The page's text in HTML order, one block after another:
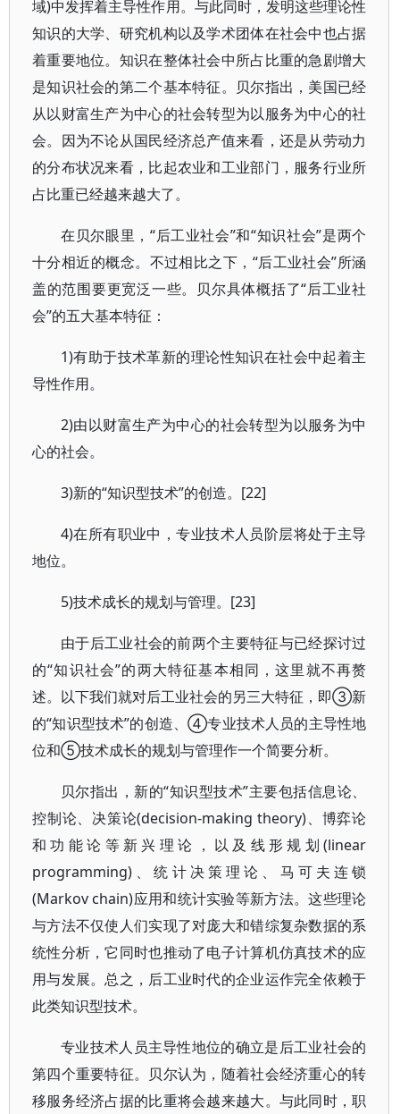
域)中发挥着主导性作用。与此同时，发明这些理论性
知识的大学、研究机构以及学术团体在社会中也占据
着重要地位。知识在整体社会中所占比重的急剧增大
是知识社会的第二个基本特征。贝尔指出，美国已经
从以财富生产为中心的社会转型为以服务为中心的社
会。因为不论从国民经济总产值来看，还是从劳动力
的分布状况来看，比起农业和工业部门，服务行业所
占比重已经越来越大了。
在贝尔眼里，“后工业社会”和“知识社会”是两个
十分相近的概念。不过相比之下，“后工业社会”所涵
盖的范围要更宽泛一些。贝尔具体概括了“后工业社
会”的五大基本特征：
1)有助于技术革新的理论性知识在社会中起着主
导性作用。
2)由以财富生产为中心的社会转型为以服务为中
心的社会。
3)新的“知识型技术”的创造。[22]
4)在所有职业中，专业技术人员阶层将处于主导
地位。
5)技术成长的规划与管理。[23]
由于后工业社会的前两个主要特征与已经探讨过
的“知识社会”的两大特征基本相同，这里就不再赘
述。以下我们就对后工业社会的另三大特征，即③新
的“知识型技术”的创造、④专业技术人员的主导性地
位和⑤技术成长的规划与管理作一个简要分析。
贝尔指出，新的“知识型技术”主要包括信息论、
控制论、决策论(decision-making theory)、博弈论
和功能论等新兴理论，以及线形规划(linear
programming)、统计决策理论、马可夫连锁
(Markov chain)应用和统计实验等新方法。这些理论
与方法不仅使人们实现了对庞大和错综复杂数据的系
统性分析，它同时也推动了电子计算机仿真技术的应
用与发展。总之，后工业时代的企业运作完全依赖于
此类知识型技术。
专业技术人员主导性地位的确立是后工业社会的
第四个重要特征。贝尔认为，随着社会经济重心的转
移服务经济占据的比重将会越来越大。与此同时，职